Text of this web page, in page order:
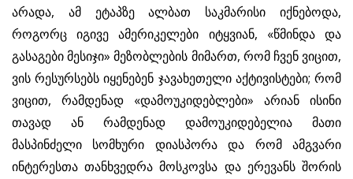
არადა, ამ ეტაპზე ალბათ საკმარისი იქნებოდა,
როგორც იგივე ამერიკელები იტყვიან, «წმინდა და
გასაგები მესიჯი» მეზობლების მიმართ, რომ ჩვენ ვიცით,
ვის რესურსებს იყენებენ ჯავახეთელი აქტივისტები; რომ
ვიცით, რამდენად «დამოუკიდებლები» არიან ისინი
თავად ან რამდენად დამოუკიდებელია მათი
მასპინძელი სომხური დიასპორა და რომ ამგვარი
ინტერესთა თანხვედრა მოსკოვსა და ერევანს შორის